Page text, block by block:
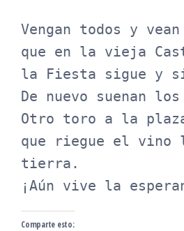
Vengan todos y vean
que en la vieja
la Fiesta sigue y
De nuevo suenan
Otro toro a la
que riegue el vino
tierra.
¡Aún vive la
Comparte esto: